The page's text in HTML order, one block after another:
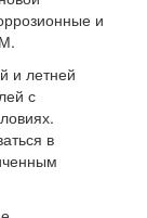
и
и летней
с
в